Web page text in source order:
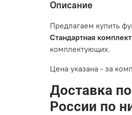
Описание
Предлагаем купить
Стандартная
комплектующих.
Цена указана - за
Доставка
России по